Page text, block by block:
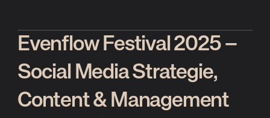
Evenflow Festival 2025 –
Social Media Strategie,
Content & Management